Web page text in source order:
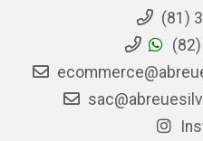
(81)